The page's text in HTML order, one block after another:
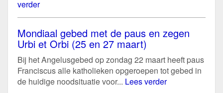
verder
Mondiaal gebed met de paus en zegen
Urbi et Orbi (25 en 27 maart)
Bij het Angelusgebed op zondag 22 maart heeft paus
Franciscus alle katholieken opgeroepen tot gebed in
de huidige noodsituatie voor... Lees verder